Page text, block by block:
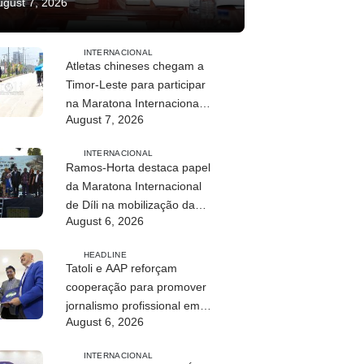
7, 2026
INTERNACIONAL
Atletas chineses chegam a
Timor-Leste para participar
na Maratona Internacional
de Díli 2026
August 7, 2026
INTERNACIONAL
Ramos-Horta destaca papel
da Maratona Internacional
de Díli na mobilização da
juventude
August 6, 2026
HEADLINE
Tatoli e AAP reforçam
cooperação para promover
jornalismo profissional em
Timor-Leste
August 6, 2026
INTERNACIONAL